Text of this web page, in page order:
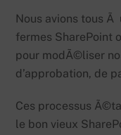
Nous avions tous
fermes SharePoint
pour modÃ©liser
d’approbation, de
Ces processus
le bon vieux